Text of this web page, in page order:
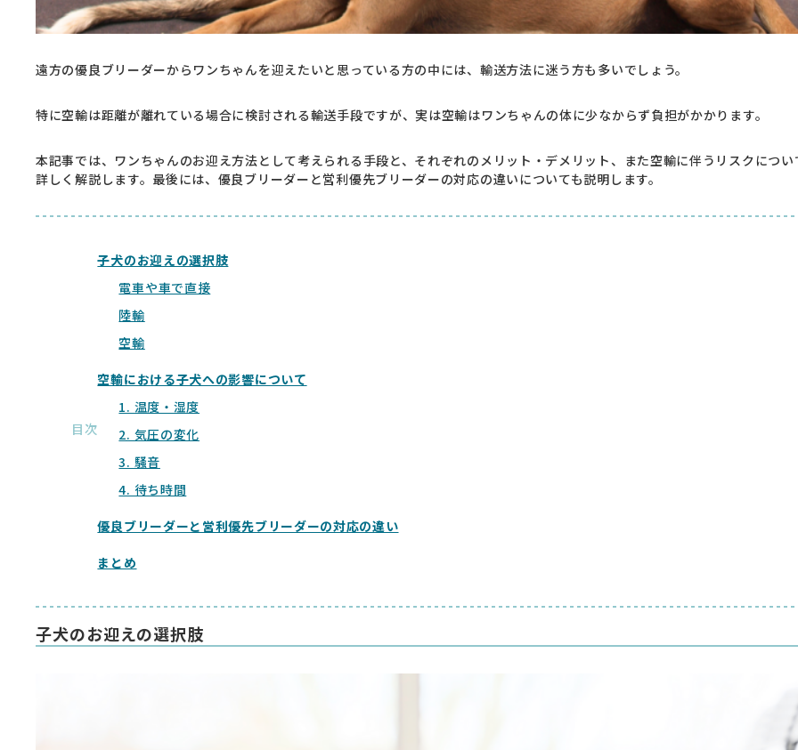
遠方の優良ブリーダーからワンちゃんを迎えたいと思っている方の中には、輸送方法に迷う方も多いでしょう。
特に空輸は距離が離れている場合に検討される輸送手段ですが、実は空輸はワンちゃんの体に少なからず負担がかかります。
本記事では、ワンちゃんのお迎え方法として考えられる手段と、それぞれのメリット・デメリット、また空輸に伴うリスクについ
詳しく解説します。最後には、優良ブリーダーと営利優先ブリーダーの対応の違いについても説明します。
目次
子犬のお迎えの選択肢
電車や車で直接
陸輸
空輸
空輸における子犬への影響について
1. 温度・湿度
2. 気圧の変化
3. 騒音
4. 待ち時間
優良ブリーダーと営利優先ブリーダーの対応の違い
まとめ
子犬のお迎えの選択肢